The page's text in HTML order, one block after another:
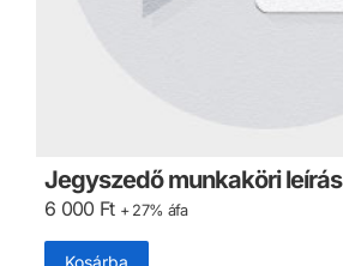
Jegyszedő munkaköri leírás
6 000 Ft + 27% áfa
Kosárba